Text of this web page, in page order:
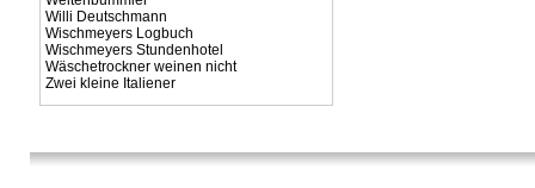
Willi Deutschmann
Wischmeyers Logbuch
Wischmeyers Stundenhotel
Wäschetrockner weinen nicht
Zwei kleine Italiener